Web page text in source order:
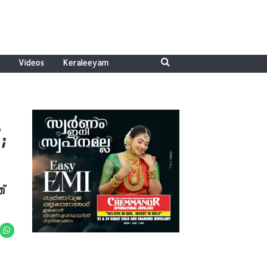
Videos Keraleeyam